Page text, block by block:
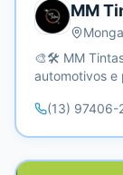
MM
🎨🛠️ MM
automotivos e
ampla gama
(13) 97406-